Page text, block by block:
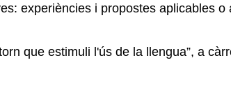
experiències i propostes aplicables
que estimuli l'ús de la llengua”, a